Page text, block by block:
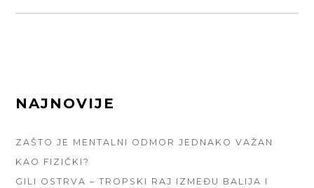
FOOTER
NAJNOVIJE
ZAŠTO JE MENTALNI ODMOR JEDNAKO VAŽAN
KAO FIZIČKI?
GILI OSTRVA – TROPSKI RAJ IZMEĐU BALIJA I